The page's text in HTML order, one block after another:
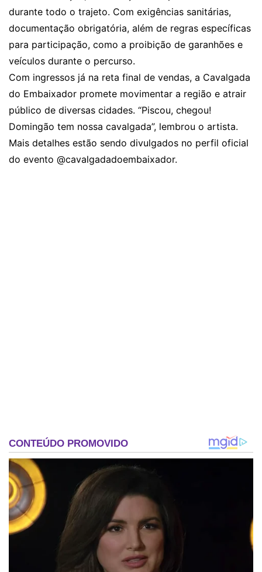
durante todo o trajeto. Com exigências sanitárias,
documentação obrigatória, além de regras específicas
para participação, como a proibição de garanhões e
veículos durante o percurso.
Com ingressos já na reta final de vendas, a Cavalgada
do Embaixador promete movimentar a região e atrair
público de diversas cidades. “Piscou, chegou!
Domingão tem nossa cavalgada”, lembrou o artista.
Mais detalhes estão sendo divulgados no perfil oficial
do evento @cavalgadadoembaixador.